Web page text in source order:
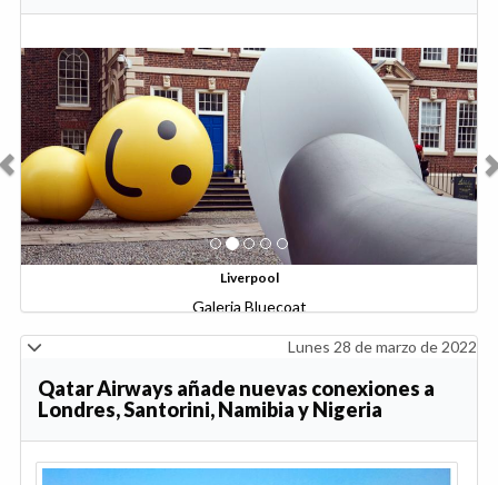
Liverpool
Galeria Bluecoat
Anterior
Lunes 28 de marzo de 2022
Qatar Airways añade nuevas conexiones a
Londres, Santorini, Namibia y Nigeria